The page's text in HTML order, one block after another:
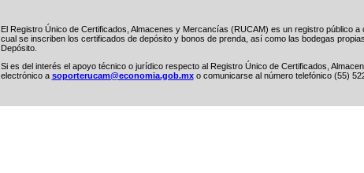
El Registro Único de Certificados, Almacenes y Mercancías (RUCAM) es un registro público
cual se inscriben los certificados de depósito y bonos de prenda, así como las bodegas
Depósito.
Si es del interés el apoyo técnico o jurídico respecto al Registro Único de Certificados,
electrónico a soporterucam@economia.gob.mxo comunicarse al número telefónico (55)